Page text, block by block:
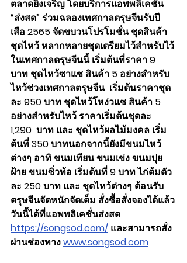
ตลาดยิ่งเจริญ โดยบริการแอพพลิเคชั่น
“ส่งสด” ร่วมฉลองเทศกาลตรุษจีนรับปี
เสือ 2565 จัดขบวนโปรโมชั่น ชุดสินค้า
ชุดไหว้ หลากหลายชุดเตรียมไว้สำหรับไว้
ในเทศกาลตรุษจีนนี้ เริ่มต้นที่ราคา 9
บาท ชุดไหว้ซาแซ สินค้า 5 อย่างสำหรับ
ไหว้ช่วงเทศกาลตรุษจีน  เริ่มต้นราคาชุด
ละ 950 บาท ชุดไหว้โหง่วแซ สินค้า 5
อย่างสำหรับไหว้ ราคาเริ่มต้นชุดละ
1,290  บาท และ ชุดไหว้ผลไม้มงคล เริ่ม
ต้นที่ 350 บาทนอกจากนี้ยังมีขนมไหว้
ต่างๆ อาทิ ขนมเทียน ขนมเข่ง ขนมปุย
ฝ้าย ขนมซิ่วท้อ เริ่มต้นที่ 9 บาท ไก่ต้มตัว
ละ 250 บาท และ ชุดไหว้ต่างๆ ต้อนรับ
ตรุษจีนจัดหนักจัดเต็ม สั่งซื้อสั่งจองได้แล้ว
วันนี้ได้ที่แอพพลิเคชั่นส่งสด
https://songsod.com/ และสามารถสั่ง
ผ่านช่องทาง www.songsod.com